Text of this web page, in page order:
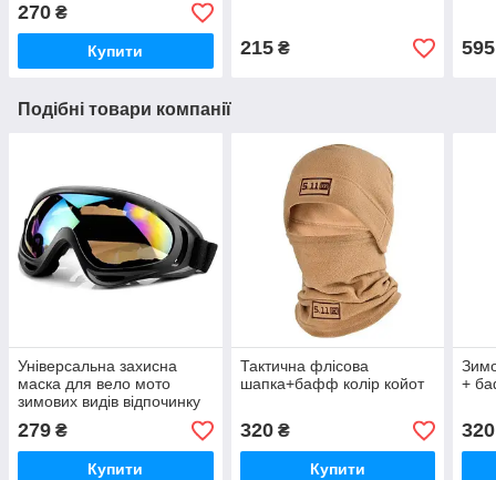
270 ₴
Купити 215₴ 595
Подібні товари компанії
Універсальна захисна
маска для вело мото
зимових видів відпочинку
279 ₴
Купити
Тактична флісова
шапка+бафф колір койот
320₴
Купити
+
320